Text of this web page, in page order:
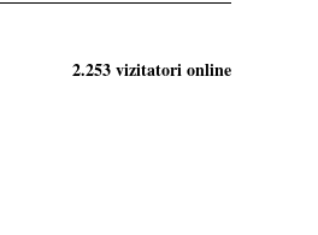
2.253 vizitatori online